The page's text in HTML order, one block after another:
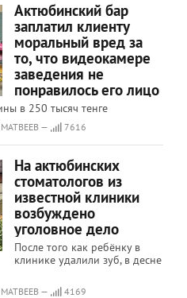
Актюбинский бар
заплатил клиенту
моральный вред за
то, что видеокамере
заведения не
понравилось его лицо
в 250 тысяч тенге
— 7616
На актюбинских
стоматологов из
известной клиники
возбуждено
уголовное дело
После того как ребёнку в
клинике удалили зуб, в десне
— 4169